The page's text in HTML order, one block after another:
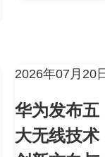
2026年07月20
华为发布五
大无线技术